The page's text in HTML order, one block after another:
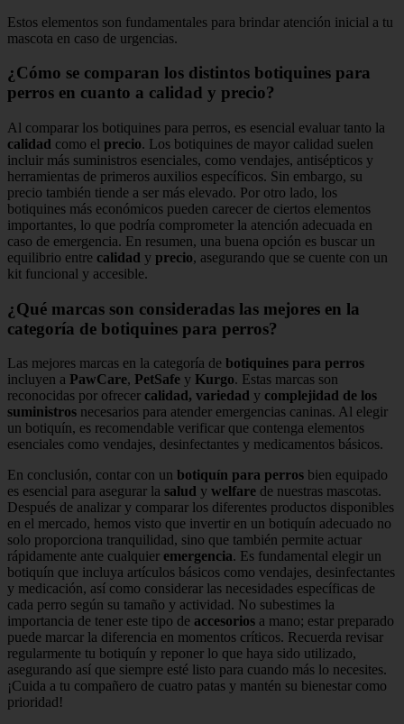
Estos elementos son fundamentales para brindar atención inicial a tu
mascota en caso de urgencias.
¿Cómo se comparan los distintos botiquines para
perros en cuanto a calidad y precio?
Al comparar los botiquines para perros, es esencial evaluar tanto la
calidad como el precio. Los botiquines de mayor calidad suelen
incluir más suministros esenciales, como vendajes, antisépticos y
herramientas de primeros auxilios específicos. Sin embargo, su
precio también tiende a ser más elevado. Por otro lado, los
botiquines más económicos pueden carecer de ciertos elementos
importantes, lo que podría comprometer la atención adecuada en
caso de emergencia. En resumen, una buena opción es buscar un
equilibrio entre calidad y precio, asegurando que se cuente con un
kit funcional y accesible.
¿Qué marcas son consideradas las mejores en la
categoría de botiquines para perros?
Las mejores marcas en la categoría de botiquines para perros
incluyen a PawCare, PetSafe y Kurgo. Estas marcas son
reconocidas por ofrecer calidad, variedad y complejidad de los
suministros necesarios para atender emergencias caninas. Al elegir
un botiquín, es recomendable verificar que contenga elementos
esenciales como vendajes, desinfectantes y medicamentos básicos.
En conclusión, contar con un botiquín para perros bien equipado
es esencial para asegurar la salud y welfare de nuestras mascotas.
Después de analizar y comparar los diferentes productos disponibles
en el mercado, hemos visto que invertir en un botiquín adecuado no
solo proporciona tranquilidad, sino que también permite actuar
rápidamente ante cualquier emergencia. Es fundamental elegir un
botiquín que incluya artículos básicos como vendajes, desinfectantes
y medicación, así como considerar las necesidades específicas de
cada perro según su tamaño y actividad. No subestimes la
importancia de tener este tipo de accesorios a mano; estar preparado
puede marcar la diferencia en momentos críticos. Recuerda revisar
regularmente tu botiquín y reponer lo que haya sido utilizado,
asegurando así que siempre esté listo para cuando más lo necesites.
¡Cuida a tu compañero de cuatro patas y mantén su bienestar como
prioridad!